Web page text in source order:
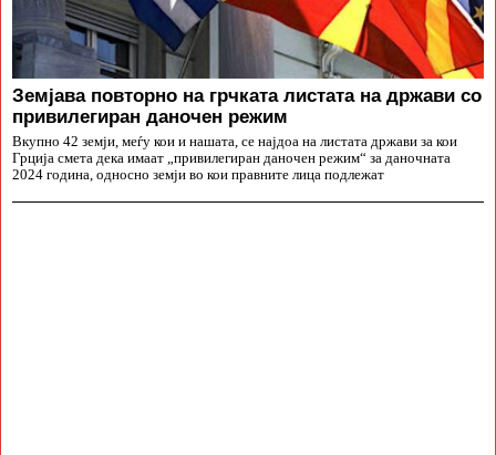
Земјава повторно на грчката листата на држави со
привилегиран даночен режим
Вкупно 42 земји, меѓу кои и нашата, се најдоа на листата држави за кои
Грција смета дека имаат „привилегиран даночен режим“ за даночната
2024 година, односно земји во кои правните лица подлежат